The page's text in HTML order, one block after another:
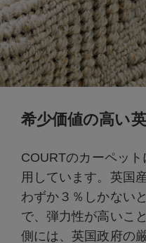
希少価値の高い
COURTのカーペッ
用しています。英国
わずか３％しかない
で、弾力性が高いこ
側には、英国政府の